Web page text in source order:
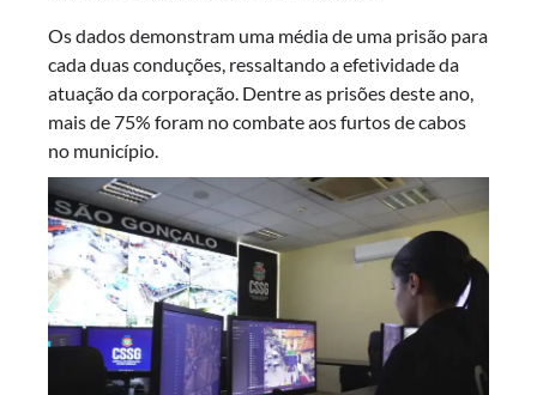
Os dados demonstram uma média de uma prisão para
cada duas conduções, ressaltando a efetividade da
atuação da corporação. Dentre as prisões deste ano,
mais de 75% foram no combate aos furtos de cabos
no município.